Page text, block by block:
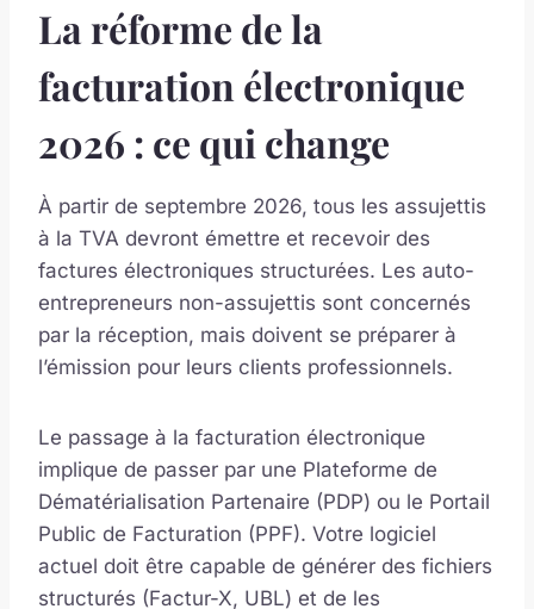
La réforme de la
facturation électronique
2026 : ce qui change
À partir de septembre 2026, tous les assujettis
à la TVA devront émettre et recevoir des
factures électroniques structurées. Les auto-
entrepreneurs non-assujettis sont concernés
par la réception, mais doivent se préparer à
l’émission pour leurs clients professionnels.
Le passage à la facturation électronique
implique de passer par une Plateforme de
Dématérialisation Partenaire (PDP) ou le Portail
Public de Facturation (PPF). Votre logiciel
actuel doit être capable de générer des fichiers
structurés (Factur-X, UBL) et de les